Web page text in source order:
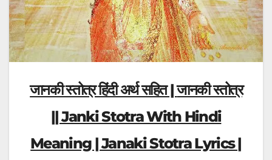
जानकी स्तोत्र हिंदी अर्थ सहित |जानकी स्तोत्र
|| Janki Stotra With Hindi
Meaning | Janaki Stotra Lyrics |